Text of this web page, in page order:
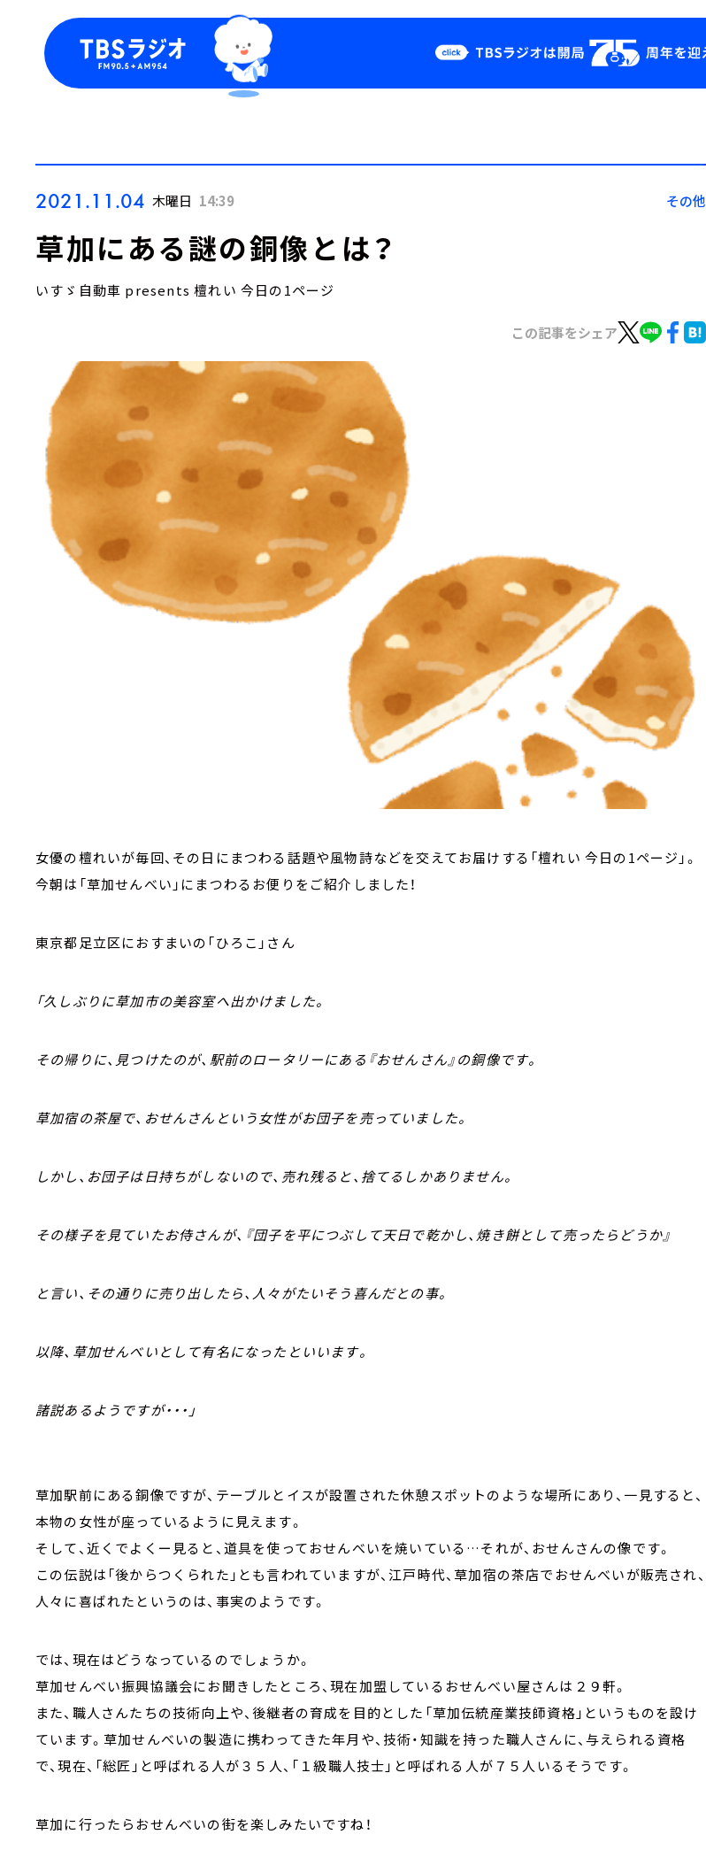
Podcast
YouTube
2021.11.04 木曜日 14:39 その他
草加にある謎の銅像とは？
いすゞ自動車 presents 檀れい 今日の1ページ
この記事をシェア
女優の檀れいが毎回、その日にまつわる話題や風物詩などを交えてお届けする「檀れい 今日の1ページ」。
今朝は「草加せんべい」にまつわるお便りをご紹介しました！
東京都足立区におすまいの「ひろこ」さん
「久しぶりに草加市の美容室へ出かけました。
その帰りに、見つけたのが、駅前のロータリーにある『おせんさん』の銅像です。
草加宿の茶屋で、おせんさんという女性がお団子を売っていました。
しかし、お団子は日持ちがしないので、売れ残ると、捨てるしかありません。
その様子を見ていたお侍さんが、『団子を平につぶして天日で乾かし、焼き餅として売ったらどうか』
と言い、その通りに売り出したら、人々がたいそう喜んだとの事。
以降、草加せんべいとして有名になったといいます。
諸説あるようですが・・・」
草加駅前にある銅像ですが、テーブルとイスが設置された休憩スポットのような場所にあり、一見すると、
本物の女性が座っているように見えます。
そして、近くでよくー見ると、道具を使っておせんべいを焼いている…それが、おせんさんの像です。
この伝説は「後からつくられた」とも言われていますが、江戸時代、草加宿の茶店でおせんべいが販売され、
人々に喜ばれたというのは、事実のようです。
では、現在はどうなっているのでしょうか。
草加せんべい振興協議会にお聞きしたところ、現在加盟しているおせんべい屋さんは２９軒。
また、職人さんたちの技術向上や、後継者の育成を目的とした「草加伝統産業技師資格」というものを設け
ています。草加せんべいの製造に携わってきた年月や、技術・知識を持った職人さんに、与えられる資格
で、現在、「総匠」と呼ばれる人が３５人、「１級職人技士」と呼ばれる人が７５人いるそうです。
草加に行ったらおせんべいの街を楽しみたいですね！